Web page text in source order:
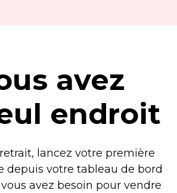
avez
endroit
lancez votre première
votre tableau de bord
avez besoin pour vendre